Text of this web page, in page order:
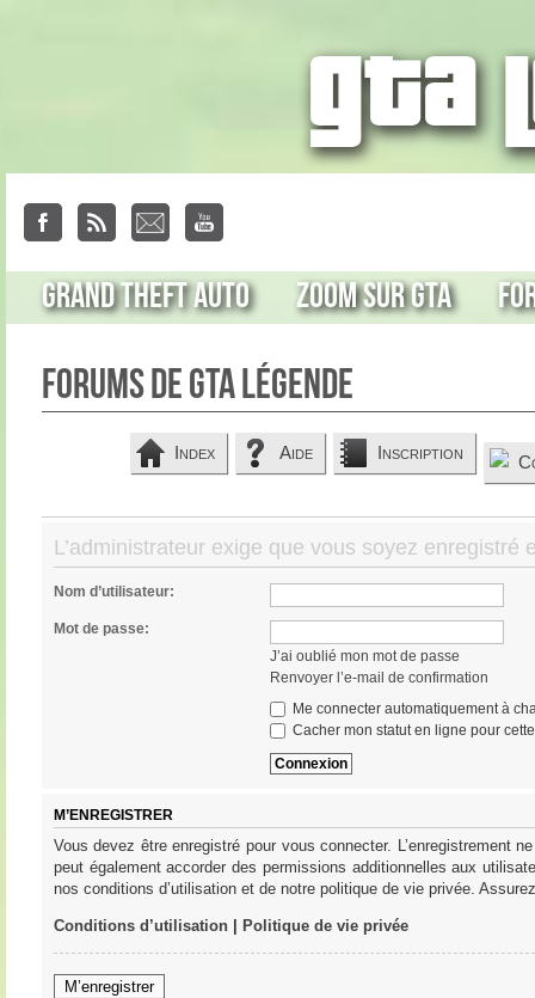
Grand Theft Auto Zoom sur GTA
Forums de GTA Légende
Index Aide Inscription
L’administrateur exige que vous soyez
Nom d’utilisateur:
Mot de passe:
J’ai oublié mon mot de passe
Renvoyer l’e-mail de confirmation
Me connecter automatiquement à
Cacher mon statut en ligne pour
M’ENREGISTRER
Vous devez être enregistré pour vous connecter. L’enregistrement
peut également accorder des permissions additionnelles aux
nos conditions d’utilisation et de notre politique de vie privée.
Conditions d’utilisation| Politique de vie privée
M’enregistrer